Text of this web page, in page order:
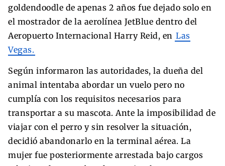
goldendoodle de apenas 2 años fue dejado solo en
el mostrador de la aerolínea JetBlue dentro del
Aeropuerto Internacional Harry Reid, en Las
Vegas.
Según informaron las autoridades, la dueña del
animal intentaba abordar un vuelo pero no
cumplía con los requisitos necesarios para
transportar a su mascota. Ante la imposibilidad de
viajar con el perro y sin resolver la situación,
decidió abandonarlo en la terminal aérea. La
mujer fue posteriormente arrestada bajo cargos